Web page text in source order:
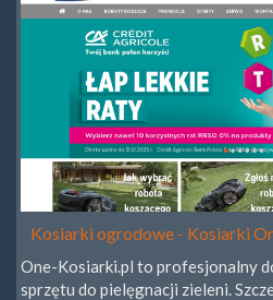
Kosiarki ogrodowe - Kosiarki
One-Kosiarki.pl to profesjonalny
sprzętu do pielęgnacji zieleni.